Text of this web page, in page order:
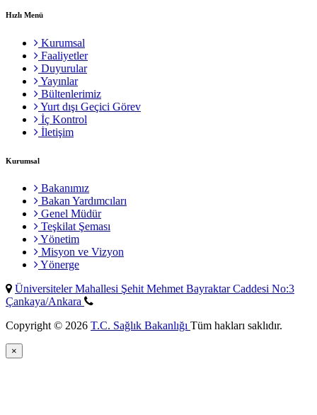
Hızlı Menü
Kurumsal
Faaliyetler
Duyurular
Yayınlar
Bültenlerimiz
Yurt dışı Geçici Görev
İç Kontrol
İletişim
Kurumsal
Bakanımız
Bakan Yardımcıları
Genel Müdür
Teşkilat Şeması
Yönetim
Misyon ve Vizyon
Yönerge
Üniversiteler Mahallesi Şehit Mehmet Bayraktar Caddesi No:3
Çankaya/Ankara
Copyright © 2026 T.C. Sağlık Bakanlığı Tüm hakları saklıdır.
×